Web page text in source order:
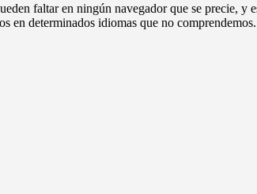
faltar en ningún navegador que se precie,
en determinados idiomas que no comprendemos.